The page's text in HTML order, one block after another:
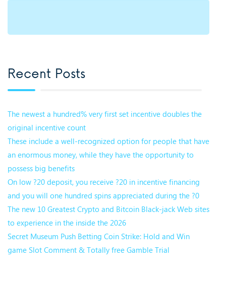
Recent Posts
The newest a hundred% very first set incentive doubles the
original incentive count
These include a well-recognized option for people that have
an enormous money, while they have the opportunity to
possess big benefits
On low ?20 deposit, you receive ?20 in incentive financing
and you will one hundred spins appreciated during the ?0
The new 10 Greatest Crypto and Bitcoin Black-jack Web sites
to experience in the inside the 2026
Secret Museum Push Betting Coin Strike: Hold and Win
game Slot Comment & Totally free Gamble Trial